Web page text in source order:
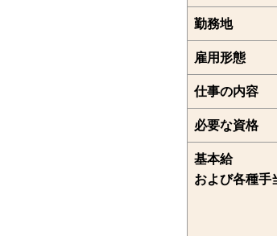
勤務地
雇用形態
仕事の内容
必要な資格
基本給
および各種手